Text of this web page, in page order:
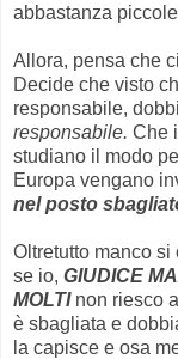
abbastanza
Allora, pensa che
Decide che visto
responsabile,
responsabile. Che
studiano il modo
Europa vengano
nel posto
Oltretutto manco
se io, GIUDICE
MOLTI non riesco
è sbagliata e
la capisce e osa